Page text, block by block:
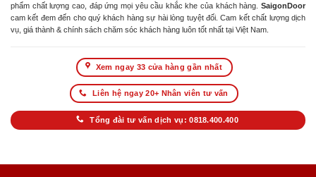
phẩm chất lượng cao, đáp ứng mọi yêu cầu khắc khe của khách hàng. SaigonDoor
cam kết đem đến cho quý khách hàng sự hài lòng tuyệt đối. Cam kết chất lượng dịch
vụ, giá thành & chính sách chăm sóc khách hàng luôn tốt nhất tại Việt Nam.
Xem ngay 33 cửa hàng gần nhất
Liên hệ ngay 20+ Nhân viên tư vấn
Tổng đài tư vấn dịch vụ: 0818.400.400